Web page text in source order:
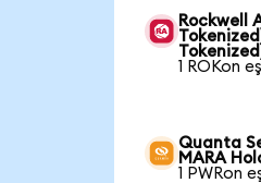
Rockwell
1 ROKon
Quanta
MARA
1 PWRon